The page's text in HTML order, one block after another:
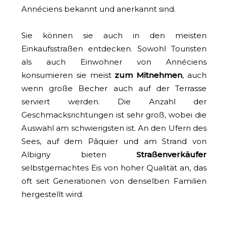
Annéciens bekannt und anerkannt sind.
Sie können sie auch in den meisten
Einkaufsstraßen entdecken. Sowohl Touristen
als auch Einwohner von Annéciens
konsumieren sie meist zum Mitnehmen, auch
wenn große Becher auch auf der Terrasse
serviert werden. Die Anzahl der
Geschmacksrichtungen ist sehr groß, wobei die
Auswahl am schwierigsten ist. An den Ufern des
Sees, auf dem Pâquier und am Strand von
Albigny bieten Straßenverkäufer
selbstgemachtes Eis von hoher Qualität an, das
oft seit Generationen von denselben Familien
hergestellt wird.